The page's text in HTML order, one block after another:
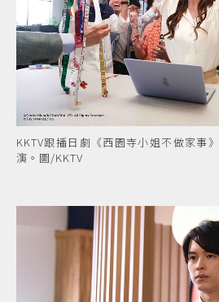
KKTV跟播日劇《西園寺小姐不做家事
演。圖/KKTV